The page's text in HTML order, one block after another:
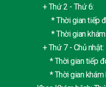
+ Thứ 2 - Thứ 6:
* Thời gian tiếp
* Thời gian khám
+ Thứ 7 - Chủ nhật:
* Thời gian tiếp
* Thời gian khám